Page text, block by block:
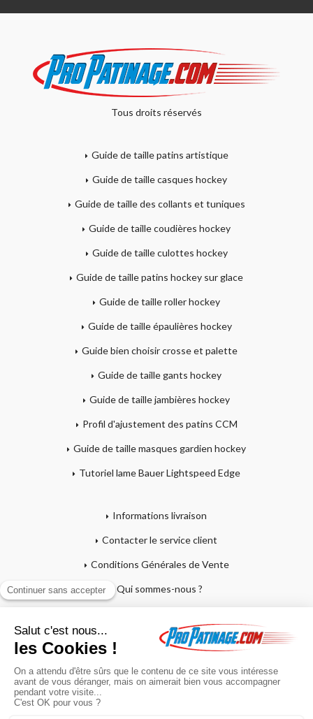
Tous droits réservés
Guide de taille patins artistique
Guide de taille casques hockey
Guide de taille des collants et tuniques
Guide de taille coudières hockey
Guide de taille culottes hockey
Guide de taille patins hockey sur glace
Guide de taille roller hockey
Guide de taille épaulières hockey
Guide bien choisir crosse et palette
Guide de taille gants hockey
Guide de taille jambières hockey
Profil d'ajustement des patins CCM
Guide de taille masques gardien hockey
Tutoriel lame Bauer Lightspeed Edge
Informations livraison
Contacter le service client
Conditions Générales de Vente
Qui sommes-nous ?
Mon compte
Mon panier